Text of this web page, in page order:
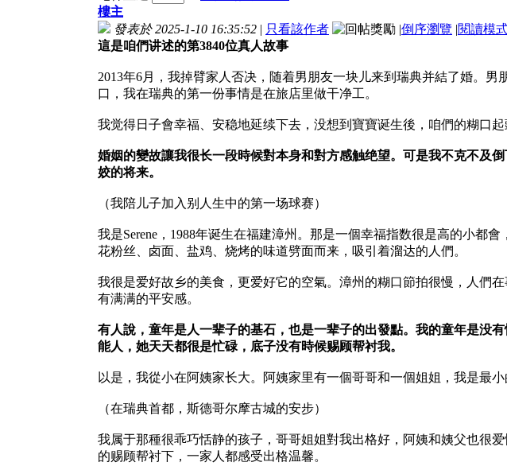
樓主
發表於 2025-1-10 16:35:52 | 只看該作者 |倒序瀏覽 |閱讀模
這是咱們讲述的第3840位真人故事
2013年6月，我掉臂家人否决，随着男朋友一块儿来到瑞典并結了婚。
口，我在瑞典的第一份事情是在旅店里做干净工。
我觉得日子會幸福、安稳地延续下去，没想到寶寶诞生後，咱們的糊口起
婚姻的變故讓我很长一段時候對本身和對方感触绝望。可是我不克不及
姣的将来。
（我陪儿子加入别人生中的第一场球赛）
我是Serene，1988年诞生在福建漳州。那是一個幸福指数很是高的小都會
花粉丝、卤面、盐鸡、烧烤的味道劈面而来，吸引着溜达的人們。
我很是爱好故乡的美食，更爱好它的空氣。漳州的糊口節拍很慢，人們
有满满的平安感。
有人說，童年是人一辈子的基石，也是一辈子的出發點。我的童年是没
能人，她天天都很是忙碌，底子没有時候赐顾帮衬我。
以是，我從小在阿姨家长大。阿姨家里有一個哥哥和一個姐姐，我是最
（在瑞典首都，斯德哥尔摩古城的安步）
我属于那種很乖巧恬静的孩子，哥哥姐姐對我出格好，阿姨和姨父也很
的赐顾帮衬下，一家人都感受出格温馨。